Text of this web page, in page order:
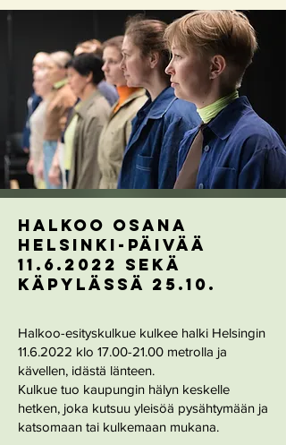
Halkoo osana
helsinki-päivää
11.6.2022 sekä
käpylässä 25.10.
Halkoo-esityskulkue kulkee halki Helsingin
11.6.2022 klo 17.00-21.00 metrolla ja
kävellen, idästä länteen.
Kulkue tuo kaupungin hälyn keskelle
hetken, joka kutsuu yleisöä pysähtymään ja
katsomaan tai kulkemaan mukana.